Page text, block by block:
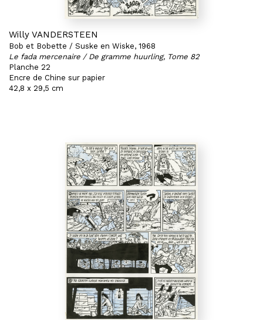
Willy VANDERSTEEN
Bob et Bobette / Suske en Wiske, 1968
Le fada mercenaire / De gramme huurling, Tome 82
Planche 22
Encre de Chine sur papier
42,8 x 29,5 cm